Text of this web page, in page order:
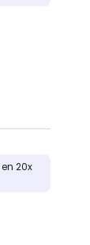
en 20x